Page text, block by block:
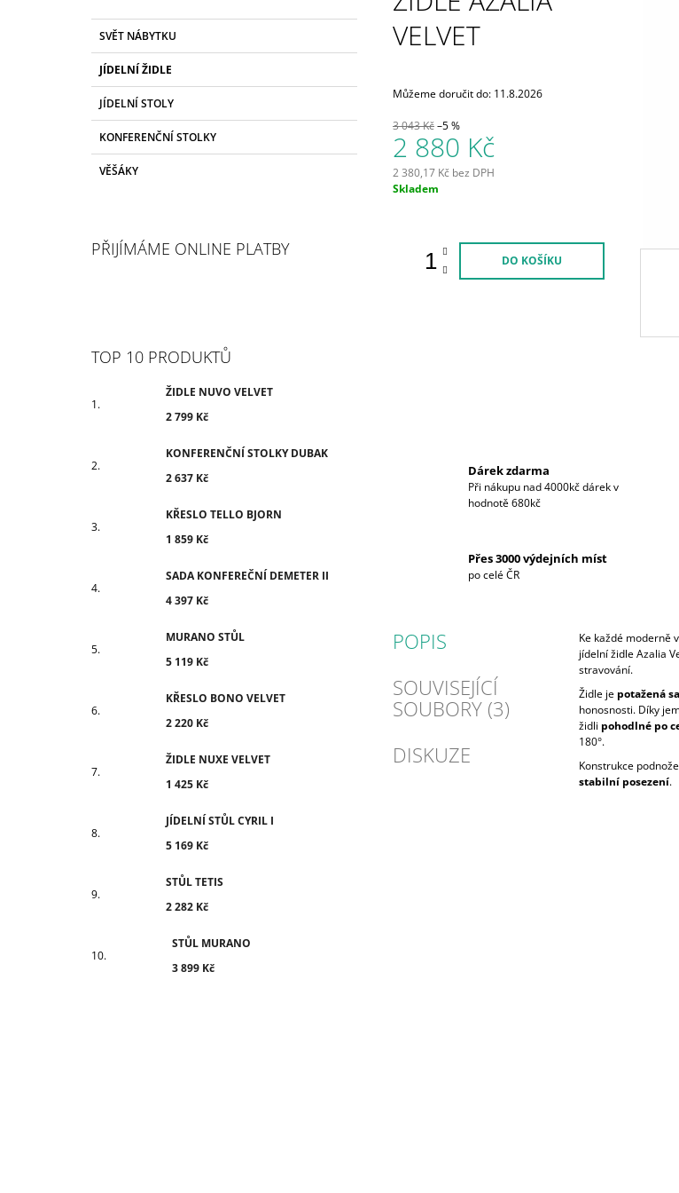
kategorie
K
A
T
E
G
O
R
E
SVĚT NÁBYTKU
JÍDELNÍ ŽIDLE
JÍDELNÍ STOLY
KONFERENČNÍ STOLKY
VĚŠÁKY
PŘIJÍMÁME ONLINE PLATBY
TOP 10 PRODUKTŮ
ŽIDLE NUVO VELVET
2 799 Kč
KONFERENČNÍ STOLKY DUBAK
2 637 Kč
KŘESLO TELLO BJORN
1 859 Kč
SADA KONFEREČNÍ DEMETER II
4 397 Kč
MURANO STŮL
5 119 Kč
KŘESLO BONO VELVET
2 220 Kč
ŽIDLE NUXE VELVET
1 425 Kč
JÍDELNÍ STŮL CYRIL I
5 169 Kč
STŮL TETIS
2 282 Kč
STŮL MURANO
3 899 Kč
VELVET
Můžeme doručit do: 11.8.2026
3 043 Kč–5 %
2 880 Kč
2 380,17 Kč bez DPH
Měrná
Skladem
DO KOŠÍKU
Dárek zdarma
Při nákupu nad 4000kč dárek v
hodnotě 680kč
Přes 3000 výdejních míst
po celé ČR
POPIS
SOUVISEJÍCÍ
SOUBORY (3)
DISKUZE
Ke každé moderně
jídelní židle Azalia
stravování.
Židle je potažená
honosnosti. Díky
židli pohodlné po
180°.
Konstrukce
stabilní posezení.
Původně:4 050 Kč
2 637 Kč